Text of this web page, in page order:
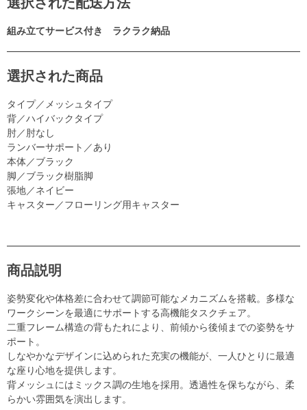
組み立てサービス付き ラクラク納品
選択された商品
タイプ／メッシュタイプ
背／ハイバックタイプ
肘／肘なし
ランバーサポート／あり
本体／ブラック
脚／ブラック樹脂脚
張地／ネイビー
キャスター／フローリング用キャスター
商品説明
姿勢変化や体格差に合わせて調節可能なメカニズムを搭載。多様な
ワークシーンを最適にサポートする高機能タスクチェア。
二重フレーム構造の背もたれにより、前傾から後傾までの姿勢をサ
ポート。
しなやかなデザインに込められた充実の機能が、一人ひとりに最適
な座り心地を提供します。
背メッシュにはミックス調の生地を採用。透過性を保ちながら、柔
らかい雰囲気を演出します。